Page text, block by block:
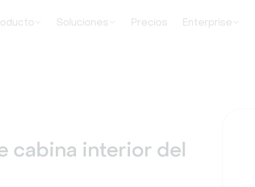
Soluciones Precios Enterprise
cabina interior del